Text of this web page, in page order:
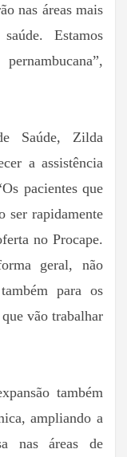
nas áreas mais
Estamos
Saúde, Zilda
a assistência
pacientes que
ser rapidamente
no Procape.
geral, não
para os
vão trabalhar
também
ampliando a
nas áreas de